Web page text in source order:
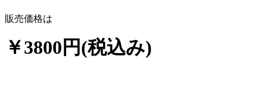
販売価格は
￥3800円(税込み)